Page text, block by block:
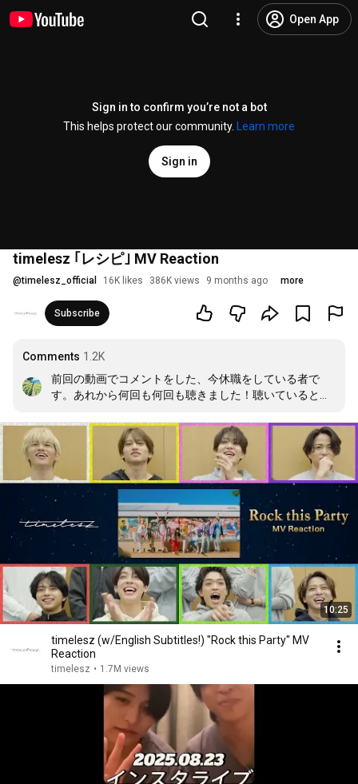
Open App
Sign in to confirm you’re not a bot
This helps protect our community.
Learn more
Sign in
timelesz ｢レシピ｣ MV Reaction
@timelesz_official 16K likes 386K views 9 months ago more
Subscribe
Comments 1.2K
前回の動画でコメントをした、今休職をしている者で
す。あれから何回も何回も聴きました！聴いていると自
た！！ステキな曲に出会えて良かったです！！ありがと
うtimelesz！！
10:25
timelesz (w/English Subtitles!) "Rock this Party" MV
Reaction
timelesz • 1.7M views